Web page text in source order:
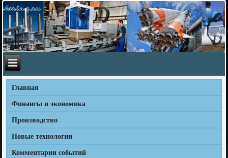
Главная
Финансы и экономика
Производство
Новые технологии
Комментарии событий